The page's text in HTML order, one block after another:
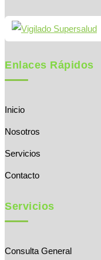
Enlaces Rápidos
Inicio
Nosotros
Servicios
Contacto
Servicios
Consulta General